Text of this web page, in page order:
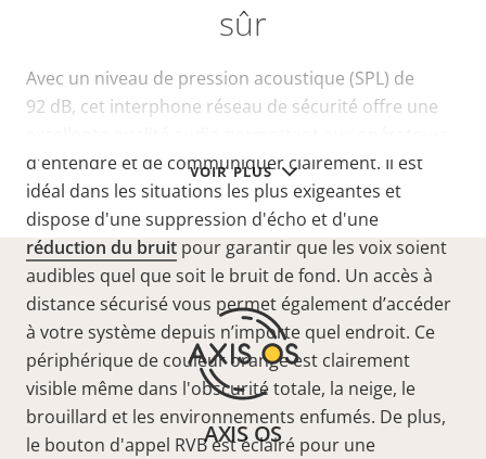
VOIR PLUS
sûr
Avec un niveau de pression acoustique (SPL) de
92 dB, cet interphone réseau de sécurité offre une
d'entendre et de communiquer clairement. Il est
idéal dans les situations les plus exigeantes et
dispose d'une suppression d'écho et d'une
réduction du bruit pour garantir que les voix soient
audibles quel que soit le bruit de fond. Un accès à
distance sécurisé vous permet également d’accéder
à votre système depuis n’importe quel endroit. Ce
périphérique de couleur orange est clairement
visible même dans l'obscurité totale, la neige, le
brouillard et les environnements enfumés. De plus,
le bouton d'appel RVB est éclairé pour une
AXIS OS